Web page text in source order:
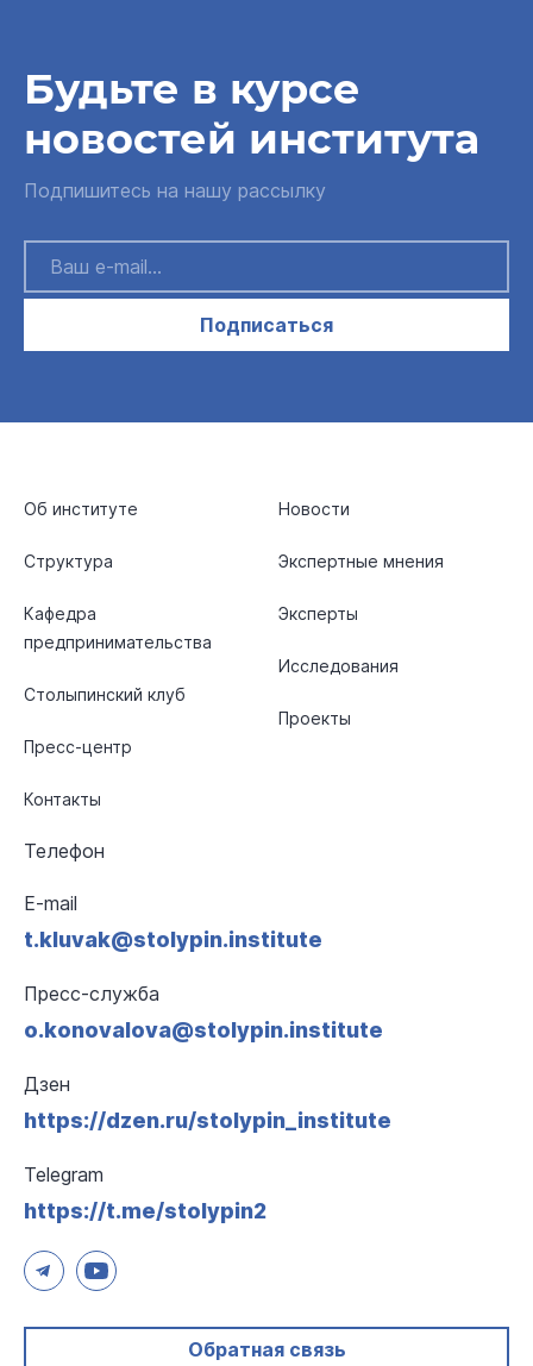
Будьте в курсе
новостей института
Подпишитесь на нашу рассылку
Подписаться
Об институте
Структура
Кафедра
предпринимательства
Столыпинский клуб
Пресс-центр
Контакты
Новости
Экспертные мнения
Эксперты
Исследования
Проекты
Телефон
E-mail
t.kluvak@stolypin.institute
Пресс-служба
o.konovalova@stolypin.institute
Дзен
https://dzen.ru/stolypin_institute
Telegram
https://t.me/stolypin2
Обратная связь